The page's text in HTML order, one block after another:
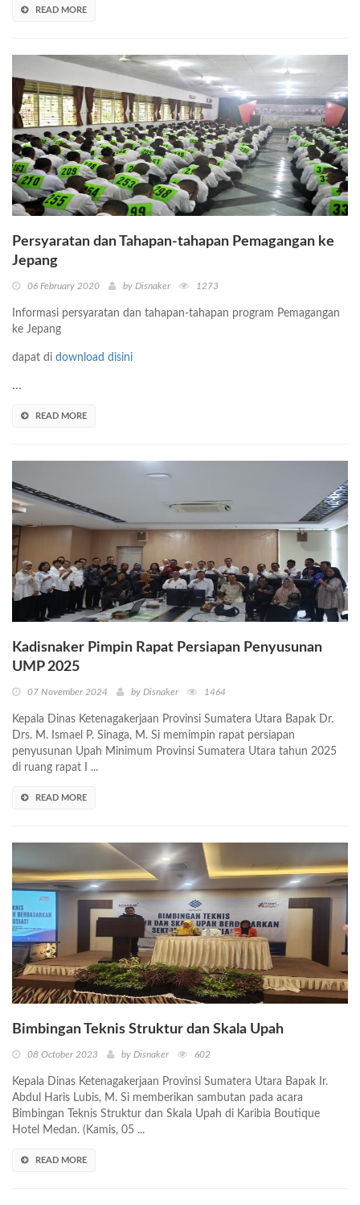
READ MORE
Persyaratan dan Tahapan-tahapan Pemagangan ke
Jepang
06 February 2020 by Disnaker 1273
Informasi persyaratan dan tahapan-tahapan program Pemagangan
ke Jepang
dapat di download disini
...
READ MORE
Kadisnaker Pimpin Rapat Persiapan Penyusunan
UMP 2025
07 November 2024 by Disnaker 1464
Kepala Dinas Ketenagakerjaan Provinsi Sumatera Utara Bapak Dr.
Drs. M. Ismael P. Sinaga, M. Si memimpin rapat persiapan
penyusunan Upah Minimum Provinsi Sumatera Utara tahun 2025
di ruang rapat I ...
READ MORE
Bimbingan Teknis Struktur dan Skala Upah
08 October 2023 by Disnaker 602
Kepala Dinas Ketenagakerjaan Provinsi Sumatera Utara Bapak Ir.
Abdul Haris Lubis, M. Si memberikan sambutan pada acara
Bimbingan Teknis Struktur dan Skala Upah di Karibia Boutique
Hotel Medan. (Kamis, 05 ...
READ MORE